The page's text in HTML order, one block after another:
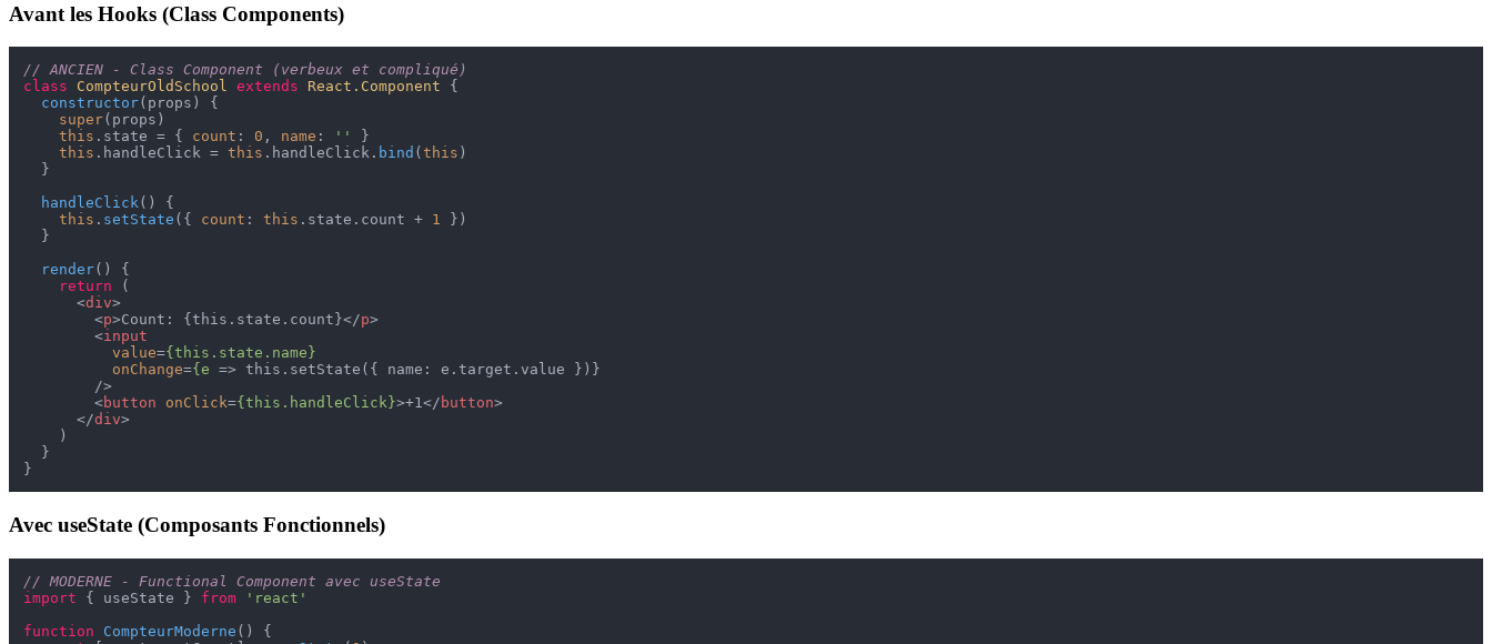
Avant les Hooks (Class Components)
// ANCIEN - Class Component (verbeux et compliqué)
class
CompteurOldSchool extends React.Component {
constructor( props ) {
super(props)
this . state = { count : 0 , name : ''
}
this . handleClick = this . handleClick . bind ( this )
  }
handleClick( ) {
this . setState ({ count : this . state . count + 1 })
  }
render( ) {
return (
<div>
<p>Count: {this.state.count}</p>
<input
value={this.state.name}
onChange={e => this.setState({ name: e.target.value })}
        />
<button onClick={this.handleClick}>+1</ button>
</div>
    )
  }
Avec useState (Composants Fonctionnels)
// MODERNE - Functional Component avec useState
import { useState } from
'react'
function
CompteurModerne ( ) {